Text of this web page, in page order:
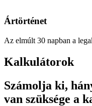
Ártörténet
Az elmúlt 30 napban a
Kalkulátorok
Számolja ki,
van szüksége a